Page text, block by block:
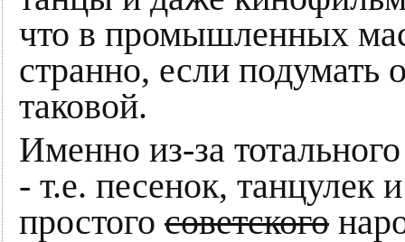
что в промышленных
странно, если подумать
таковой.
Именно из-за
- т.е. песенок, танцулек
простого советского